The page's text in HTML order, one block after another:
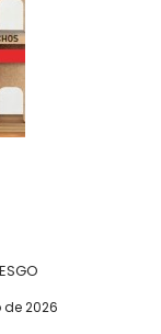
2026